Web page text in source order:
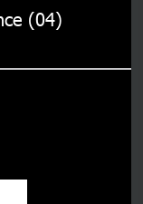
(04)